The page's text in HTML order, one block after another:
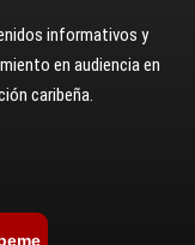
informativos y
en audiencia en
caribeña.